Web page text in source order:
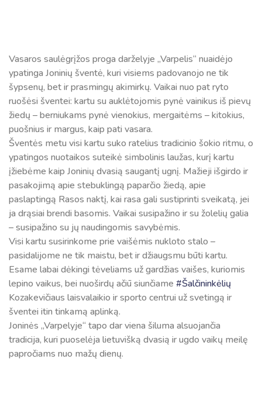
Vasaros saulėgrįžos proga darželyje „Varpelis“ nuaidėjo
ypatinga Joninių šventė, kuri visiems padovanojo ne tik
šypsenų, bet ir prasmingų akimirkų. Vaikai nuo pat ryto
ruošėsi šventei: kartu su auklėtojomis pynė vainikus iš pievų
žiedų – berniukams pynė vienokius, mergaitėms – kitokius,
puošnius ir margus, kaip pati vasara.
Šventės metu visi kartu suko ratelius tradicinio šokio ritmu, o
ypatingos nuotaikos suteikė simbolinis laužas, kurį kartu
įžiebėme kaip Joninių dvasią saugantį ugnį. Mažieji išgirdo ir
pasakojimą apie stebuklingą paparčio žiedą, apie
paslaptingą Rasos naktį, kai rasa gali sustiprinti sveikatą, jei
ja drąsiai brendi basomis. Vaikai susipažino ir su žolelių galia
– susipažino su jų naudingomis savybėmis.
Visi kartu susirinkome prie vaišėmis nukloto stalo –
pasidalijome ne tik maistu, bet ir džiaugsmu būti kartu.
Esame labai dėkingi tėveliams už gardžias vaišes, kuriomis
lepino vaikus, bei nuoširdų ačiū siunčiame #Šalčininkėlių
Kozakevičiaus laisvalaikio ir sporto centrui už svetingą ir
šventei itin tinkamą aplinką.
Joninės „Varpelyje“ tapo dar viena šiluma alsuojančia
tradicija, kuri puoselėja lietuvišką dvasią ir ugdo vaikų meilę
papročiams nuo mažų dienų.